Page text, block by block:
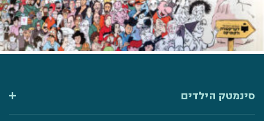
סינמטק הילדים